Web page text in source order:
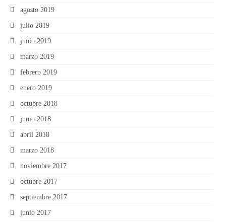
agosto 2019
julio 2019
junio 2019
marzo 2019
febrero 2019
enero 2019
octubre 2018
junio 2018
abril 2018
marzo 2018
noviembre 2017
octubre 2017
septiembre 2017
junio 2017